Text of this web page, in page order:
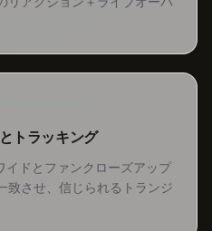
トラッキング
イドとファンクローズアップ
致させ、信じられるトランジ